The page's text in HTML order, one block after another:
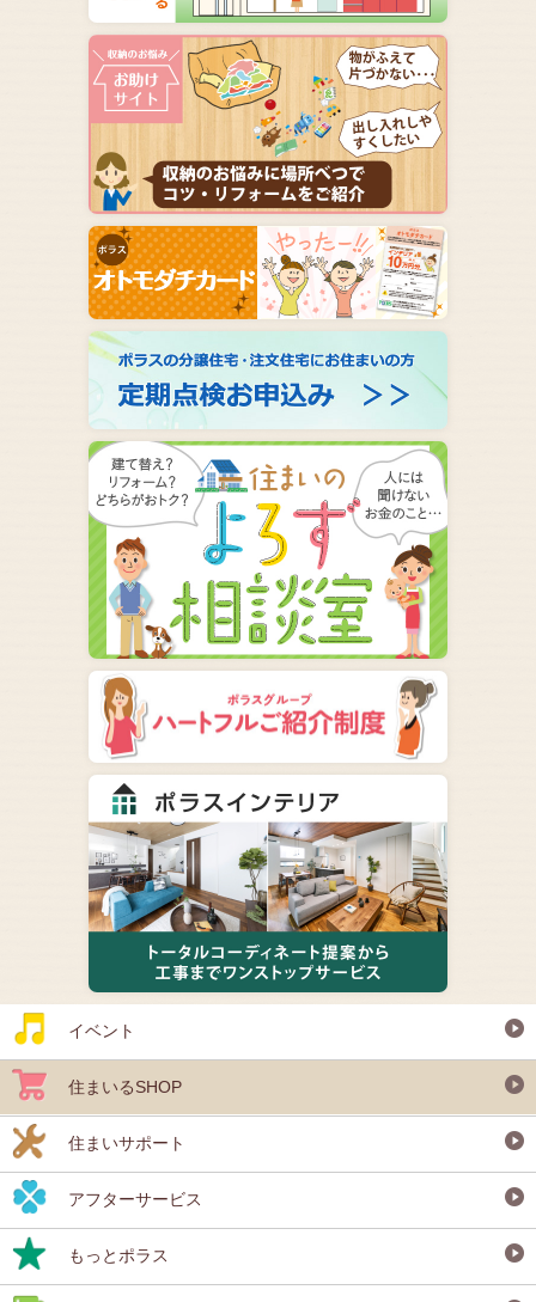
イベント
住まいるSHOP
住まいサポート
アフターサービス
もっとポラス